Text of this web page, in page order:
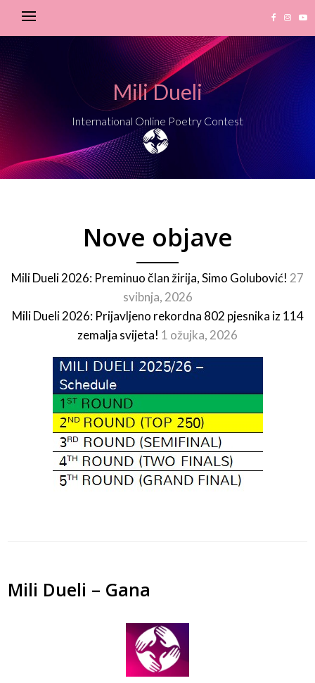
Mili Dueli
International Online Poetry Contest
Nove objave
Mili Dueli 2026: Preminuo član žirija, Simo Golubović! 27
svibnja, 2026
Mili Dueli 2026: Prijavljeno rekordna 802 pjesnika iz 114
zemalja svijeta! 1 ožujka, 2026
Mili Dueli – Gana